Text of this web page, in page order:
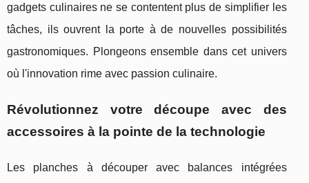
gadgets culinaires ne se contentent plus de simplifier les
tâches, ils ouvrent la porte à de nouvelles possibilités
gastronomiques. Plongeons ensemble dans cet univers
où l'innovation rime avec passion culinaire.
Révolutionnez votre découpe avec des
accessoires à la pointe de la technologie
Les planches à découper avec balances intégrées